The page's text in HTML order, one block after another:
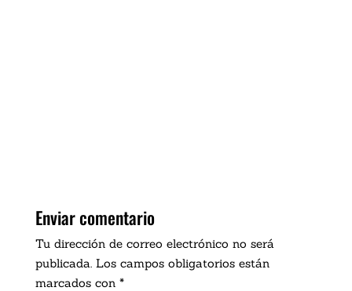
Enviar comentario
Tu dirección de correo electrónico no será
publicada. Los campos obligatorios están
marcados con *